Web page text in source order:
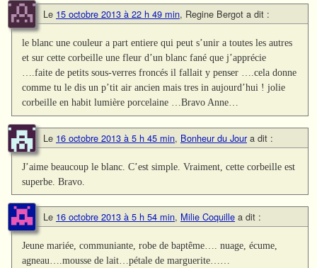
Le 15 octobre 2013 à 22 h 49 min, Regine Bergot a dit :
le blanc une couleur a part entiere qui peut s’unir a toutes les autres
et sur cette corbeille une fleur d’un blanc fané que j’apprécie
….faite de petits sous-verres froncés il fallait y penser ….cela donne
comme tu le dis un p’tit air ancien mais tres in aujourd’hui ! jolie
corbeille en habit lumière porcelaine …Bravo Anne…
Le 16 octobre 2013 à 5 h 45 min, Bonheur du Jour a dit :
J’aime beaucoup le blanc. C’est simple. Vraiment, cette corbeille est
superbe. Bravo.
Le 16 octobre 2013 à 5 h 54 min, Milie Coquille a dit :
Jeune mariée, communiante, robe de baptême…. nuage, écume,
agneau….mousse de lait…pétale de marguerite……